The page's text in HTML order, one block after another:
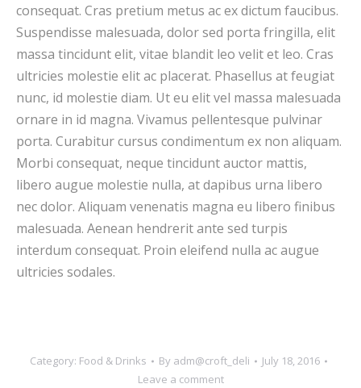
consequat. Cras pretium metus ac ex dictum faucibus.
Suspendisse malesuada, dolor sed porta fringilla, elit
massa tincidunt elit, vitae blandit leo velit et leo. Cras
ultricies molestie elit ac placerat. Phasellus at feugiat
nunc, id molestie diam. Ut eu elit vel massa malesuada
ornare in id magna. Vivamus pellentesque pulvinar
porta. Curabitur cursus condimentum ex non aliquam.
Morbi consequat, neque tincidunt auctor mattis,
libero augue molestie nulla, at dapibus urna libero
nec dolor. Aliquam venenatis magna eu libero finibus
malesuada. Aenean hendrerit ante sed turpis
interdum consequat. Proin eleifend nulla ac augue
ultricies sodales.
Category: Food & Drinks By adm@croft_deli
July 18, 2016
Leave a comment